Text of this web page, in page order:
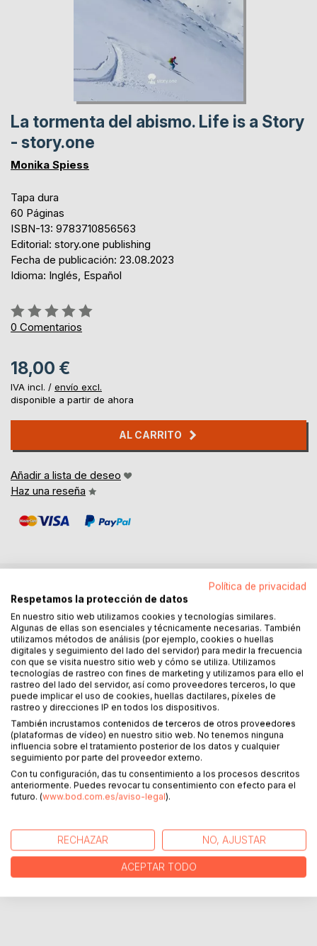
La tormenta del abismo. Life is a Story
- story.one
Monika Spiess
Tapa dura
60 Páginas
ISBN-13: 9783710856563
Editorial: story.one publishing
Fecha de publicación: 23.08.2023
Idioma: Inglés, Español
Rating:
0%
0 Comentarios
18,00 €
IVA incl. / envío excl.
disponible a partir de ahora
AL CARRITO
Añadir a lista de deseo
Haz una reseña
DESCRIPCIÓN
Una tormenta, una caida de dos metros de altura, una gran
nevada y unas cejas congeladas.
Un fuerte viento, un abismo, una muerte inesperada y un
desafio casi imposible de superar.
¿Lograran el Suizo, el Senegales y la Sevillana sobrevivir
ante la tormenta del abismo cual actualmente estaba en su
epicentro?
SOBRE EL AUTOR
EN LA PRENSA
RESEÑAS
Política de privacidad
Respetamos la protección de datos
En nuestro sitio web utilizamos cookies y tecnologías similares.
Algunas de ellas son esenciales y técnicamente necesarias. También
utilizamos métodos de análisis (por ejemplo, cookies o huellas
digitales y seguimiento del lado del servidor) para medir la frecuencia
con que se visita nuestro sitio web y cómo se utiliza. Utilizamos
tecnologías de rastreo con fines de marketing y utilizamos para ello el
rastreo del lado del servidor, así como proveedores terceros, lo que
puede implicar el uso de cookies, huellas dactilares, píxeles de
rastreo y direcciones IP en todos los dispositivos.
También incrustamos contenidos de terceros de otros proveedores
(plataformas de vídeo) en nuestro sitio web. No tenemos ninguna
influencia sobre el tratamiento posterior de los datos y cualquier
seguimiento por parte del proveedor externo.
Con tu configuración, das tu consentimiento a los procesos descritos
anteriormente. Puedes revocar tu consentimiento con efecto para el
futuro. (www.bod.com.es/aviso-legal).
RECHAZAR NO, AJUSTAR
ACEPTAR TODO